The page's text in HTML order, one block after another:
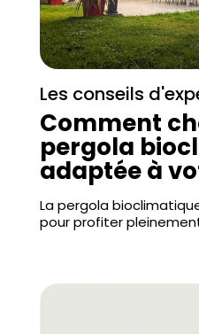
Les conseils
Comment
pergola
adaptée à
La pergola
pour profiter